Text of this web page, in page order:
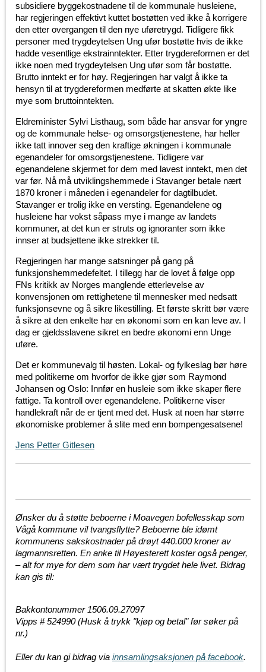
subsidiere byggekostnadene til de kommunale husleiene,
har regjeringen effektivt kuttet bostøtten ved ikke å korrigere
den etter overgangen til den nye uføretrygd. Tidligere fikk
personer med trygdeytelsen Ung ufør bostøtte hvis de ikke
hadde vesentlige ekstrainntekter. Etter trygdereformen er det
ikke noen med trygdeytelsen Ung ufør som får bostøtte.
Brutto inntekt er for høy. Regjeringen har valgt å ikke ta
hensyn til at trygdereformen medførte at skatten økte like
mye som bruttoinntekten.
Eldreminister Sylvi Listhaug, som både har ansvar for yngre
og de kommunale helse- og omsorgstjenestene, har heller
ikke tatt innover seg den kraftige økningen i kommunale
egenandeler for omsorgstjenestene. Tidligere var
egenandelene skjermet for dem med lavest inntekt, men det
var før. Nå må utviklingshemmede i Stavanger betale nært
1870 kroner i måneden i egenandeler for dagtilbudet.
Stavanger er trolig ikke en versting. Egenandelene og
husleiene har vokst såpass mye i mange av landets
kommuner, at det kun er struts og ignoranter som ikke
innser at budsjettene ikke strekker til.
Regjeringen har mange satsninger på gang på
funksjonshemmedefeltet. I tillegg har de lovet å følge opp
FNs kritikk av Norges manglende etterlevelse av
konvensjonen om rettighetene til mennesker med nedsatt
funksjonsevne og å sikre likestilling. Et første skritt bør være
å sikre at den enkelte har en økonomi som en kan leve av. I
dag er gjeldsslavene sikret en bedre økonomi enn Unge
uføre.
Det er kommunevalg til høsten. Lokal- og fylkeslag bør høre
med politikerne om hvorfor de ikke gjør som Raymond
Johansen og Oslo: Innfør en husleie som ikke skaper flere
fattige. Ta kontroll over egenandelene. Politikerne viser
handlekraft når de er tjent med det. Husk at noen har større
økonomiske problemer å slite med enn bompengesatsene!
Jens Petter Gitlesen
Ønsker du å støtte beboerne i Moavegen bofellesskap som
Vågå kommune vil tvangsflytte? Beboerne ble idømt
kommunens sakskostnader på drøyt 440.000 kroner av
lagmannsretten. En anke til Høyesterett koster også penger,
– alt for mye for dem som har vært trygdet hele livet. Bidrag
kan gis til:
Bakkontonummer 1506.09.27097
Vipps # 524990(Husk å trykk "kjøp og betal" før søker på
nr.)
Eller du kan gi bidrag via innsamlingsaksjonen på facebook.